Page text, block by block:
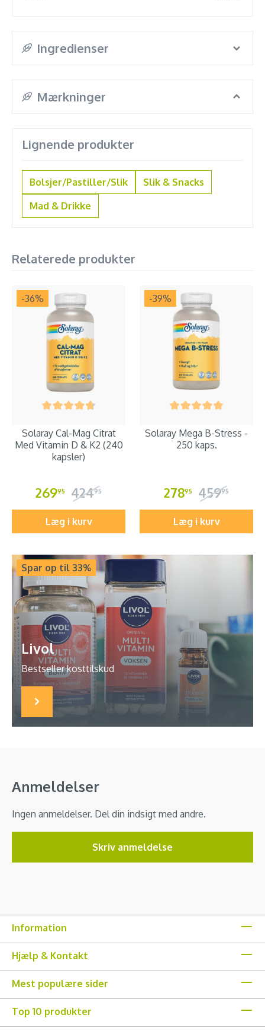
Ingredienser
Mærkninger
Lignende produkter
Bolsjer/Pastiller/Slik
Slik & Snacks
Mad & Drikke
Relaterede produkter
-36%
Solaray Cal-Mag Citrat
Med Vitamin D & K2 (240
kapsler)
26995 42495
Læg i kurv
-39%
Solaray Mega B-Stress -
250 kaps.
27895 45995
Læg i kurv
Spar op til 33%
Livol
Bestseller kosttilskud
Anmeldelser
Ingen anmeldelser. Del din indsigt med andre.
Skriv anmeldelse
Information
Hjælp & Kontakt
Mest populære sider
Top 10 produkter